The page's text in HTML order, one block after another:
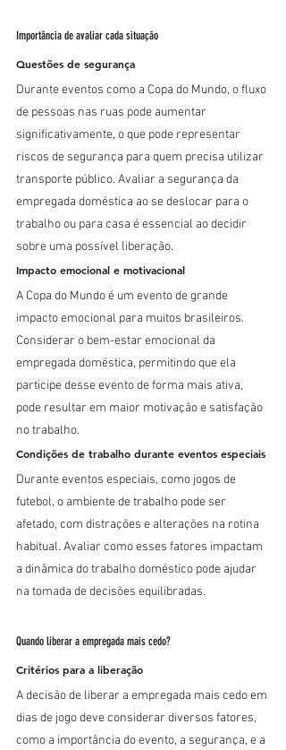
Importância de avaliar cada situação
Questões de segurança
Durante eventos como a Copa do Mundo, o fluxo
de pessoas nas ruas pode aumentar
significativamente, o que pode representar
riscos de segurança para quem precisa utilizar
transporte público. Avaliar a segurança da
empregada doméstica ao se deslocar para o
trabalho ou para casa é essencial ao decidir
sobre uma possível liberação.
Impacto emocional e motivacional
A Copa do Mundo é um evento de grande
impacto emocional para muitos brasileiros.
Considerar o bem-estar emocional da
empregada doméstica, permitindo que ela
participe desse evento de forma mais ativa,
pode resultar em maior motivação e satisfação
no trabalho.
Condições de trabalho durante eventos especiais
Durante eventos especiais, como jogos de
futebol, o ambiente de trabalho pode ser
afetado, com distrações e alterações na rotina
habitual. Avaliar como esses fatores impactam
a dinâmica do trabalho doméstico pode ajudar
na tomada de decisões equilibradas.
Quando liberar a empregada mais cedo?
Critérios para a liberação
A decisão de liberar a empregada mais cedo em
dias de jogo deve considerar diversos fatores,
como a importância do evento, a segurança, e a